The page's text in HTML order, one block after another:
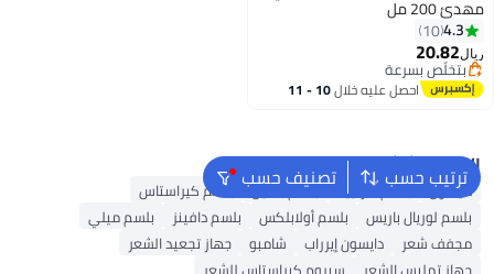
مهدئ 200 مل
4.3
10
ريال20.82
بتخلّص بسرعة
بتخلّص بسرعةاحصل عليه خلال 10 - 11
ترتيب حسب تصنيف حسب البحث الشائع
دايسون بلسم غارنييه بلسم بانتين
بلسم كيراستاس
بلسم لوريال باريس
بلسم أولابلكس بلسم دافينز
بلسم ميلي
مجفف شعر
دايسون إيرراب شامبو
جهاز تجعيد الشعر